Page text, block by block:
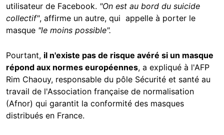
utilisateur de Facebook. "On est au bord du suicide
collectif", affirme un autre, qui appelle à porter le
masque "le moins possible".
Pourtant, il n'existe pas de risque avéré si un masque
répond aux normes européennes, a expliqué à l'AFP
Rim Chaouy, responsable du pôle Sécurité et santé au
travail de l'Association française de normalisation
(Afnor) qui garantit la conformité des masques
distribués en France.